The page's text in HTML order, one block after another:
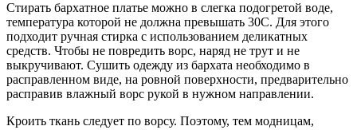
Стирать бархатное платье можно в слегка подогретой воде,
температура которой не должна превышать 30С. Для этого
подходит ручная стирка с использованием деликатных
средств. Чтобы не повредить ворс, наряд не трут и не
выкручивают. Сушить одежду из бархата необходимо в
расправленном виде, на ровной поверхности, предварительно
расправив влажный ворс рукой в нужном направлении.
Кроить ткань следует по ворсу. Поэтому, тем модницам,